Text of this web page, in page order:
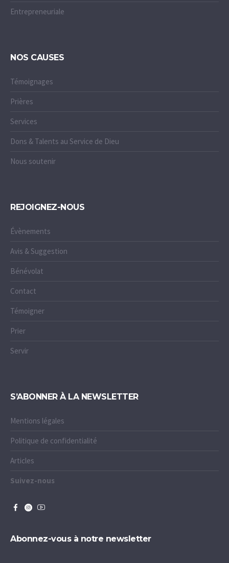
Entrepreneuriale
NOS CAUSES
Témoignages
Prières
Services
Dons & Talents au Service de Dieu
Nous soutenir
REJOIGNEZ-NOUS
Évènements
Avis & Suggestion
Bénévolat
Contact
Témoigner
Prier
Servir
S’ABONNER À LA NEWSLETTER
Mentions légales
Politique de confidentialité
Articles
Suivez-nous
Abonnez-vous à notre newsletter